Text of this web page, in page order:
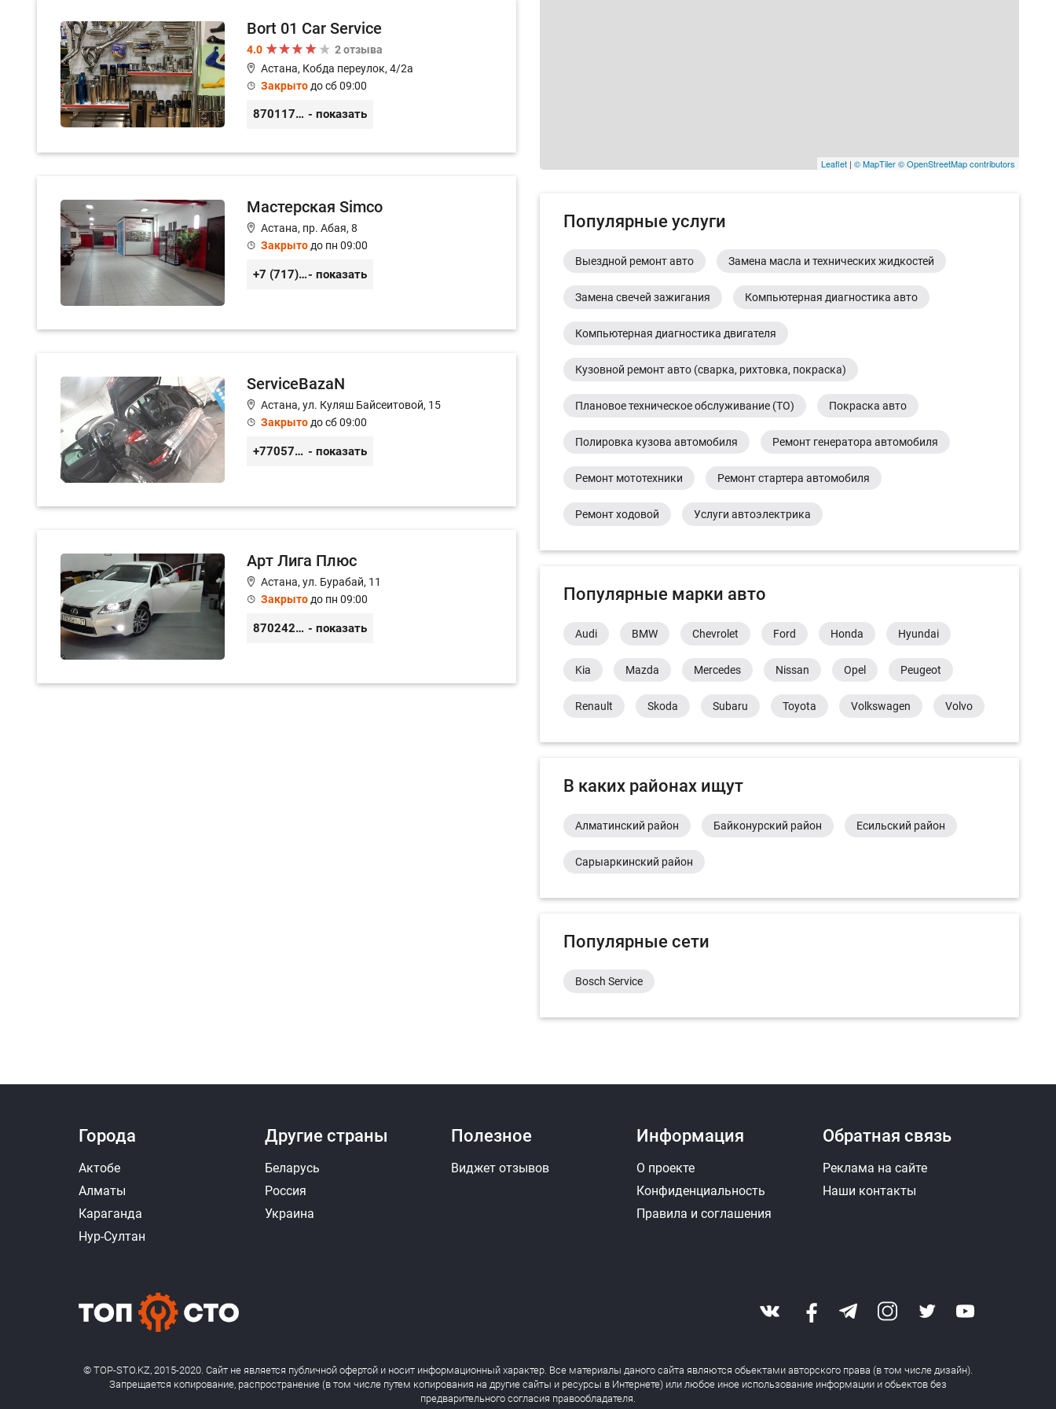
Bort 01 Car Service
4.0
2 отзыва
Астана, Кобда переулок, 4/2а
Закрытодо сб 09:00
87011754444 - показать
Мастерская Simco
Астана, пр. Абая, 8
Закрытодо пн 09:00
+7 (717) 248-12-39- показать
ServiceBazaN
Астана, ул. Куляш Байсеитовой, 15
Закрытодо сб 09:00
+77057425938 - показать
Арт Лига Плюс
Астана, ул. Бурабай, 11
Закрытодо пн 09:00
87024222822 - показать
Leaflet | © MapTiler© OpenStreetMap contributors
Популярные услуги
Выездной ремонт авто Замена масла и технических жидкостей
Замена свечей зажигания Компьютерная диагностика авто
Компьютерная диагностика двигателя
Кузовной ремонт авто (сварка, рихтовка, покраска)
Плановое техническое обслуживание (ТО) Покраска авто
Полировка кузова автомобиля Ремонт генератора автомобиля
Ремонт мототехники Ремонт стартера автомобиля
Ремонт ходовой Услуги автоэлектрика
Популярные марки авто
Audi BMW Chevrolet Ford Honda Hyundai
Kia Mazda Mercedes Nissan Opel Peugeot
Renault Skoda Subaru Toyota Volkswagen Volvo
В каких районах ищут
Алматинский район Байконурский район Есильский район
Сарыаркинский район
Популярные сети
Bosch Service
Города
Актобе
Алматы
Караганда
Нур-Султан
Другие страны
Беларусь
Россия
Украина
Полезное
Виджет отзывов
Информация
О проекте
Конфиденциальность
Правила и соглашения
Обратная связь
Реклама на сайте
Наши контакты
© TOP-STO.KZ, 2015-2020. Сайт не является публичной офертой и носит информационный характер. Все материалы даного сайта являются обьектами авторского права (в том числе дизайн).
Запрещается копирование, распространение (в том числе путем копирования на другие сайты и ресурсы в Интернете) или любое иное использование информации и обьектов без
предварительного согласия правообладателя.